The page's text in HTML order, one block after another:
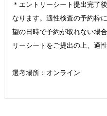
＊エントリーシート提出完了
なります。適性検査の予約枠
望の日時で予約が取れない場
リーシートをご提出の上、適
選考場所：オンライン